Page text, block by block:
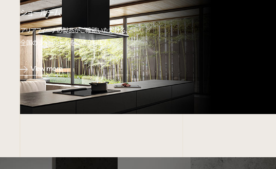
ショールーム
アリアフィーナの製品がご確認いただける、
全国のショールームをご紹介します。
View more